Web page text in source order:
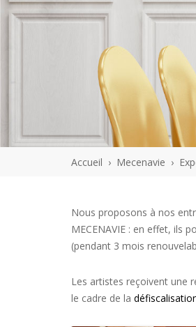
Accueil › Mecenavie ›
Nous proposons à nos
MECENAVIE : en effet, ils
(pendant 3 mois
Les artistes reçoivent une
le cadre de la